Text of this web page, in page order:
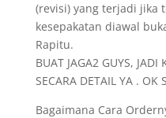
(revisi) yang terjadi jika
kesepakatan diawal
Rapitu.
BUAT JAGA2 GUYS, JADI
SECARA DETAIL YA . OK
Bagaimana Cara